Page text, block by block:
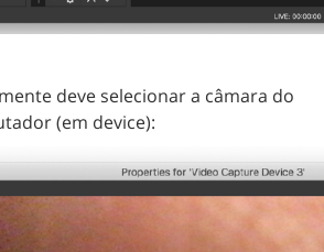
deve selecionar a câmara do
(em device):